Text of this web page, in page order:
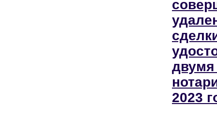
двумя
2023